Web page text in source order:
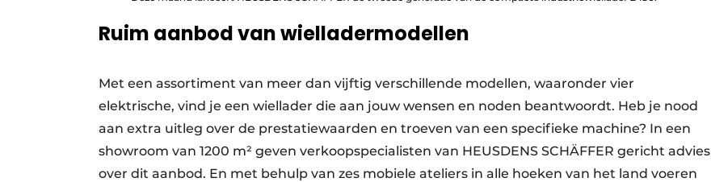
Ruim aanbod van wielladermodellen
Met een assortiment van meer dan vijftig verschillende modellen, waaronder vier
elektrische, vind je een wiellader die aan jouw wensen en noden beantwoordt. Heb je nood
aan extra uitleg over de prestatiewaarden en troeven van een specifieke machine? In een
showroom van 1200 m² geven verkoopspecialisten van HEUSDENS SCHÄFFER gericht advies
over dit aanbod. En met behulp van zes mobiele ateliers in alle hoeken van het land voeren